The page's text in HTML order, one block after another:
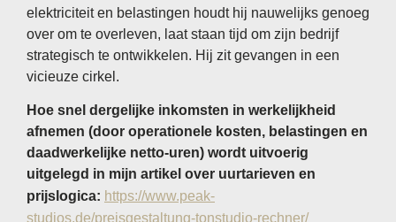
elektriciteit en belastingen houdt hij nauwelijks genoeg
over om te overleven, laat staan ​​tijd om zijn bedrijf
strategisch te ontwikkelen. Hij zit gevangen in een
vicieuze cirkel.
Hoe snel dergelijke inkomsten in werkelijkheid
afnemen (door operationele kosten, belastingen en
daadwerkelijke netto-uren) wordt uitvoerig
uitgelegd in mijn artikel over uurtarieven en
prijslogica: https://www.peak-
studios.de/preisgestaltung-tonstudio-rechner/